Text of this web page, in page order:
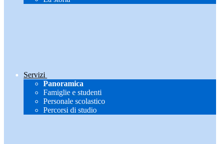
Servizi
Panoramica
Famiglie e studenti
Personale scolastico
Percorsi di studio